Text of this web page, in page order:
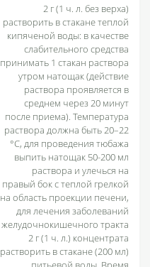
2 г (1 ч. л. без верха)
растворить в стакане теплой
кипяченой воды: в качестве
слабительного средства
принимать 1 стакан раствора
утром натощак (действие
раствора проявляется в
среднем через 20 минут
после приема). Температура
раствора должна быть 20–22
°С, для проведения тюбажа
выпить натощак 50-200 мл
раствора и улечься на
правый бок с теплой грелкой
на область проекции печени,
для лечения заболеваний
желудочно­кишечного тракта
2 г (1 ч. л.) концентрата
растворить в стакане (200 мл)